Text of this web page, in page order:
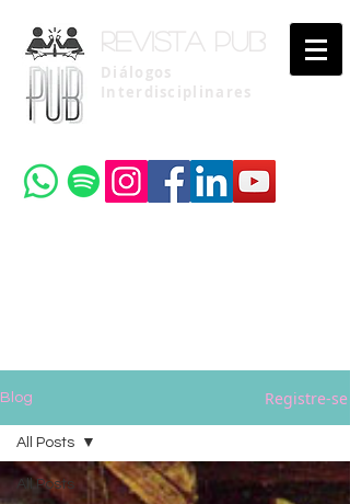
Revista pub
Diálogos
Interdisciplinares
Blog Registre-se
All Posts
All Posts